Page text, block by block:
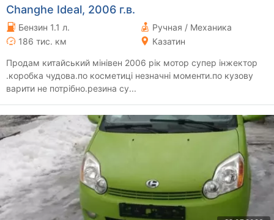
Changhe Ideal, 2006 г.в.
Бензин 1.1 л.
Ручная / Механика
186 тис. км
Казатин
Продам китайський мінівен 2006 рік мотор супер інжектор
.коробка чудова.по косметиці незначні моменти.по кузову
варити не потрібно.резина су...